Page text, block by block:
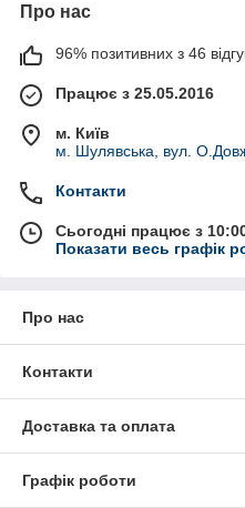
Про нас
96% позитивних з 46
Працює з 25.05.2016
м. Київ
м. Шулявська, вул.
Контакти
Сьогодні працює з
Показати весь графік
Про нас
Контакти
Доставка та оплата
Графік роботи